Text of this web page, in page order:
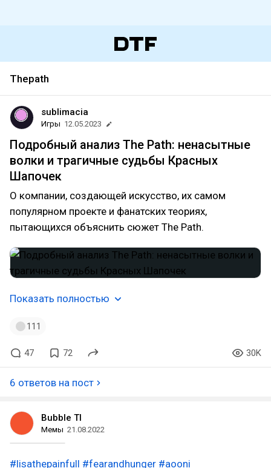
Thepath
sublimacia
Игры 12.05.2023
Подробный анализ The Path: ненасытные
волки и трагичные судьбы Красных
Шапочек
О компании, создающей искусство, их самом
популярном проекте и фанатских теориях,
пытающихся объяснить сюжет The Path.
Показать полностью
111
47 72 30K
6 ответов на пост
Bubble TI
Мемы 21.08.2022
#lisathepainfull #fearandhunger #aooni